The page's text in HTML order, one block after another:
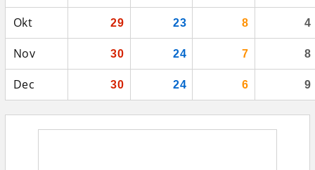
Okt 29 23 8 4
Nov 30 24 7 8
Dec 30 24 6 9